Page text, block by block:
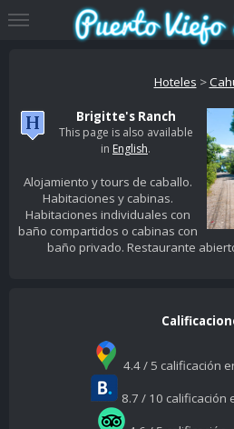
Hoteles >
Brigitte's Ranch
This page is also available
in English.
Alojamiento y tours de caballo.
Habitaciones y cabinas.
Habitaciones individuales con
baño compartidos o cabinas con
baño privado. Restaurante
4.4 / 5 calificación
8.7 / 10 calificación